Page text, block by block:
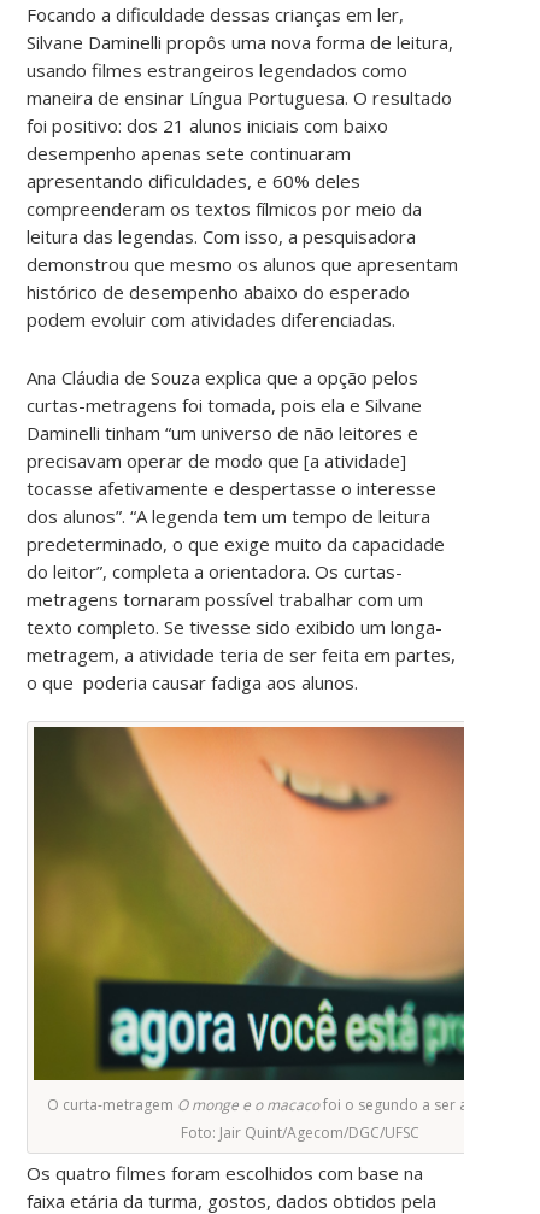
Focando a dificuldade dessas crianças em ler,
Silvane Daminelli propôs uma nova forma de leitura,
usando filmes estrangeiros legendados como
maneira de ensinar Língua Portuguesa. O resultado
foi positivo: dos 21 alunos iniciais com baixo
desempenho apenas sete continuaram
apresentando dificuldades, e 60% deles
compreenderam os textos fílmicos por meio da
leitura das legendas. Com isso, a pesquisadora
demonstrou que mesmo os alunos que apresentam
histórico de desempenho abaixo do esperado
podem evoluir com atividades diferenciadas.
Ana Cláudia de Souza explica que a opção pelos
curtas-metragens foi tomada, pois ela e Silvane
Daminelli tinham “um universo de não leitores e
precisavam operar de modo que [a atividade]
tocasse afetivamente e despertasse o interesse
dos alunos”. “A legenda tem um tempo de leitura
predeterminado, o que exige muito da capacidade
do leitor”, completa a orientadora. Os curtas-
metragens tornaram possível trabalhar com um
texto completo. Se tivesse sido exibido um longa-
metragem, a atividade teria de ser feita em partes,
o que poderia causar fadiga aos alunos.
O curta-metragem O monge e o macacofoi o segundo a ser
Foto: Jair Quint/Agecom/DGC/UFSC
Os quatro filmes foram escolhidos com base na
faixa etária da turma, gostos, dados obtidos pela